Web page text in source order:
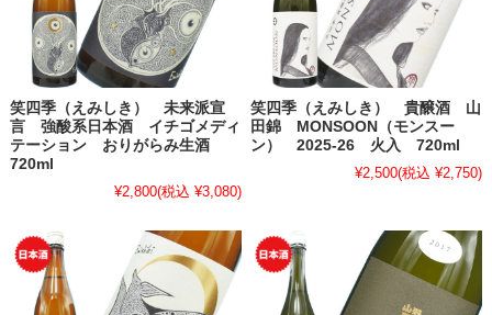
笑四季（えみしき） 未来派宣
言 強酸系日本酒 イチゴメディ
テーション おりがらみ生酒
720ml
¥2,800(税込 ¥3,080)
笑四季（えみしき） 貴醸酒 山
田錦 MONSOON（モンスー
ン） 2025-26 火入 720ml
¥2,500(税込 ¥2,750)